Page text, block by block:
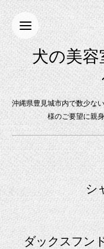
犬の美
沖縄県豊見城市内で数少な
様のご要望に親
シ
ダックスフン